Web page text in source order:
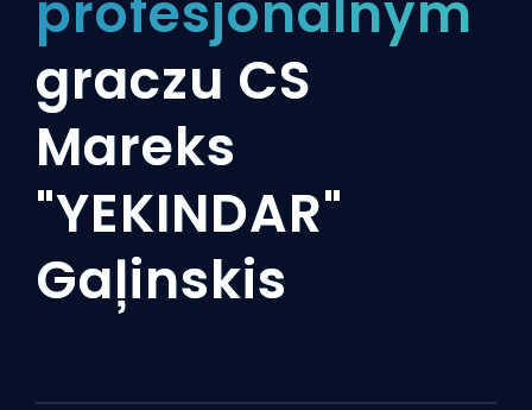
graczu CS
Mareks
"YEKINDAR"
Gaļinskis